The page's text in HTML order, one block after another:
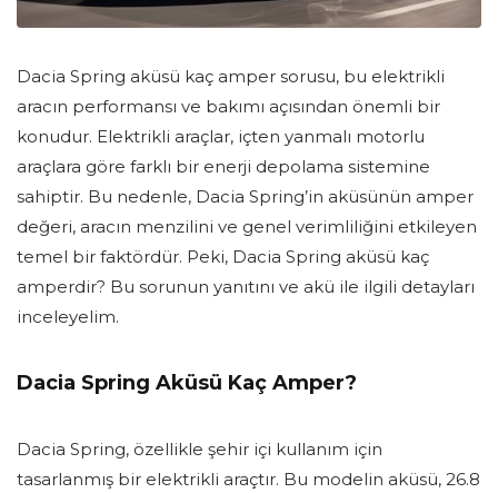
Dacia Spring aküsü kaç amper sorusu, bu elektrikli
aracın performansı ve bakımı açısından önemli bir
konudur. Elektrikli araçlar, içten yanmalı motorlu
araçlara göre farklı bir enerji depolama sistemine
sahiptir. Bu nedenle, Dacia Spring’in aküsünün amper
değeri, aracın menzilini ve genel verimliliğini etkileyen
temel bir faktördür. Peki, Dacia Spring aküsü kaç
amperdir? Bu sorunun yanıtını ve akü ile ilgili detayları
inceleyelim.
Dacia Spring Aküsü Kaç Amper?
Dacia Spring, özellikle şehir içi kullanım için
tasarlanmış bir elektrikli araçtır. Bu modelin aküsü, 26.8